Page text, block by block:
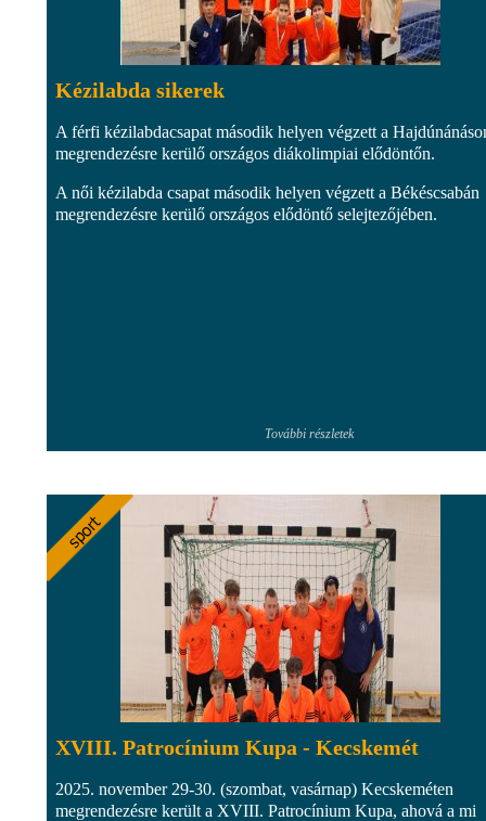
Kézilabda sikerek
A férfi kézilabdacsapat második helyen végzett a
megrendezésre kerülő országos diákolimpiai elődöntőn.
A női kézilabda csapat második helyen végzett a Békéscsabán
megrendezésre kerülő országos elődöntő selejtezőjében.
További részletek
XVIII. Patrocínium Kupa - Kecskemét
2025. november 29-30. (szombat, vasárnap) Kecskeméten
megrendezésre került a XVIII. Patrocínium Kupa, ahová a mi